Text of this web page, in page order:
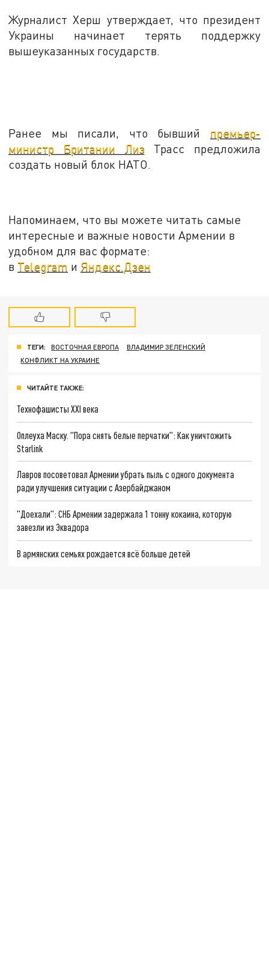
Журналист Херш утверждает, что президент
Украины начинает терять поддержку
вышеуказанных государств.
Ранее мы писали, что бывший премьер-
министр Британии ЛизТрасс предложила
создать новый блок НАТО.
Напоминаем, что вы можете читать самые
интересные и важные новости Армении в
удобном для вас формате:
в Telegram и Яндекс.Дзен
ТЕГИ: ВОСТОЧНАЯ ЕВРОПА
ВЛАДИМИР ЗЕЛЕНСКИЙ
КОНФЛИКТ НА УКРАИНЕ
ЧИТАЙТЕ ТАКЖЕ:
Технофашисты XXI века
Оплеуха Маску. "Пора снять белые перчатки": Как уничтожить
Starlink
Лавров посоветовал Армении убрать пыль с одного документа
ради улучшения ситуации с Азербайджаном
"Доехали": СНБ Армении задержала 1 тонну кокаина, которую
завезли из Эквадора
В армянских семьях рождается всё больше детей